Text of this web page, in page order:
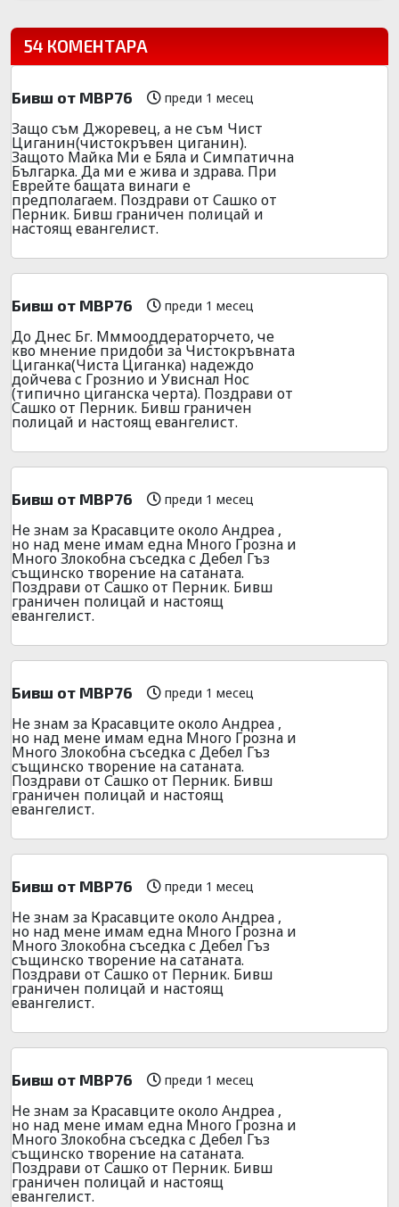
54 КОМЕНТАРА
Бивш от МВР76 преди 1 месец
Защо съм Джоревец, а не съм Чист
Циганин(чистокръвен циганин).
Защото Майка Ми е Бяла и Симпатична
Българка. Да ми е жива и здрава. При
Еврейте бащата винаги е
предполагаем. Поздрави от Сашко от
Перник. Бивш граничен полицай и
настоящ евангелист.
Бивш от МВР76 преди 1 месец
До Днес Бг. Мммооддераторчето, че
кво мнение придоби за Чистокръвната
Циганка(Чиста Циганка) надеждо
дойчева с Грознио и Увиснал Нос
(типично циганска черта). Поздрави от
Сашко от Перник. Бивш граничен
полицай и настоящ евангелист.
Бивш от МВР76 преди 1 месец
Не знам за Красавците около Андреа ,
но над мене имам една Много Грозна и
Много Злокобна съседка с Дебел Гъз
същинско творение на сатаната.
Поздрави от Сашко от Перник. Бивш
граничен полицай и настоящ
евангелист.
Бивш от МВР76 преди 1 месец
Не знам за Красавците около Андреа ,
но над мене имам една Много Грозна и
Много Злокобна съседка с Дебел Гъз
същинско творение на сатаната.
Поздрави от Сашко от Перник. Бивш
граничен полицай и настоящ
евангелист.
Бивш от МВР76 преди 1 месец
Не знам за Красавците около Андреа ,
но над мене имам една Много Грозна и
Много Злокобна съседка с Дебел Гъз
същинско творение на сатаната.
Поздрави от Сашко от Перник. Бивш
граничен полицай и настоящ
евангелист.
Бивш от МВР76 преди 1 месец
Не знам за Красавците около Андреа ,
но над мене имам една Много Грозна и
Много Злокобна съседка с Дебел Гъз
същинско творение на сатаната.
Поздрави от Сашко от Перник. Бивш
граничен полицай и настоящ
евангелист.